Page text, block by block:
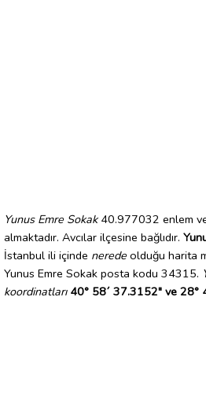
Yunus Emre Sokak40.977032 enlem
almaktadır. Avcılar ilçesine bağlıdır.
İstanbul ili içinde nerede olduğu harita
Yunus Emre Sokak posta kodu 34315.
koordinatları 40° 58´ 37.3152" ve 28°